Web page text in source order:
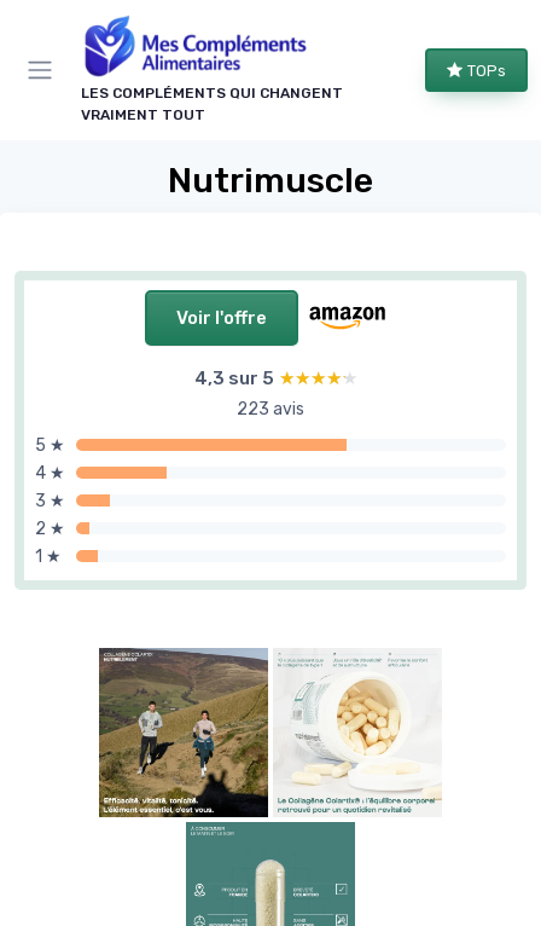
LES COMPLÉMENTS QUI CHANGENT
VRAIMENT TOUT
TOPs
Nutrimuscle
Voir l'offre
4,3 sur 5 ★★★★★
★★★★★
223 avis
5 ★
4 ★
3 ★
2 ★
1 ★
Panneau de gestion des cookies